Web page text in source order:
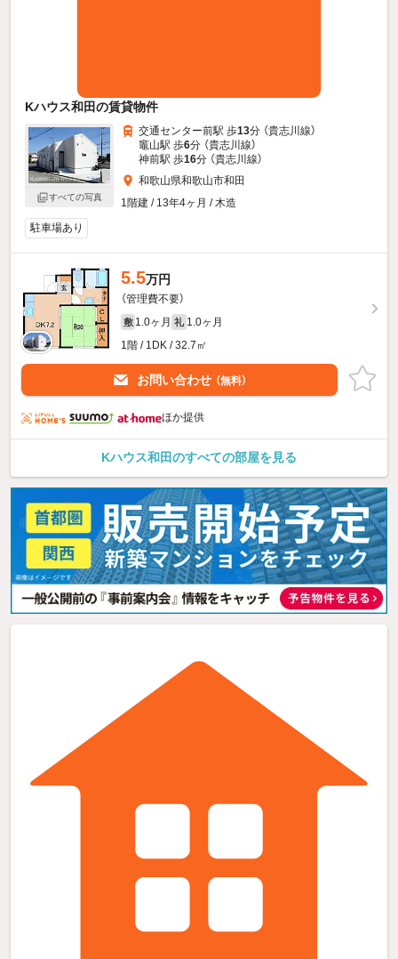
Kハウス和田の賃貸物件
すべての写真
交通センター前駅 歩13分 （貴志川線）
竈山駅 歩6分 （貴志川線）
神前駅 歩16分 （貴志川線）
和歌山県和歌山市和田
1階建 / 13年4ヶ月 / 木造
駐車場あり
5.5万円
（管理費不要）
敷 1.0ヶ月 礼 1.0ヶ月
1階 / 1DK / 32.7㎡
お問い合わせ （無料）
ほか提供
Kハウス和田のすべての部屋を見る